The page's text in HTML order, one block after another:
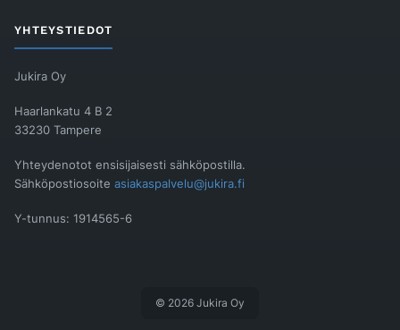
YHTEYSTIEDOT
Jukira Oy
Haarlankatu 4 B 2
33230 Tampere
Yhteydenotot ensisijaisesti sähköpostilla.
Sähköpostiosoite asiakaspalvelu@jukira.fi
Y-tunnus: 1914565-6
© 2026 Jukira Oy